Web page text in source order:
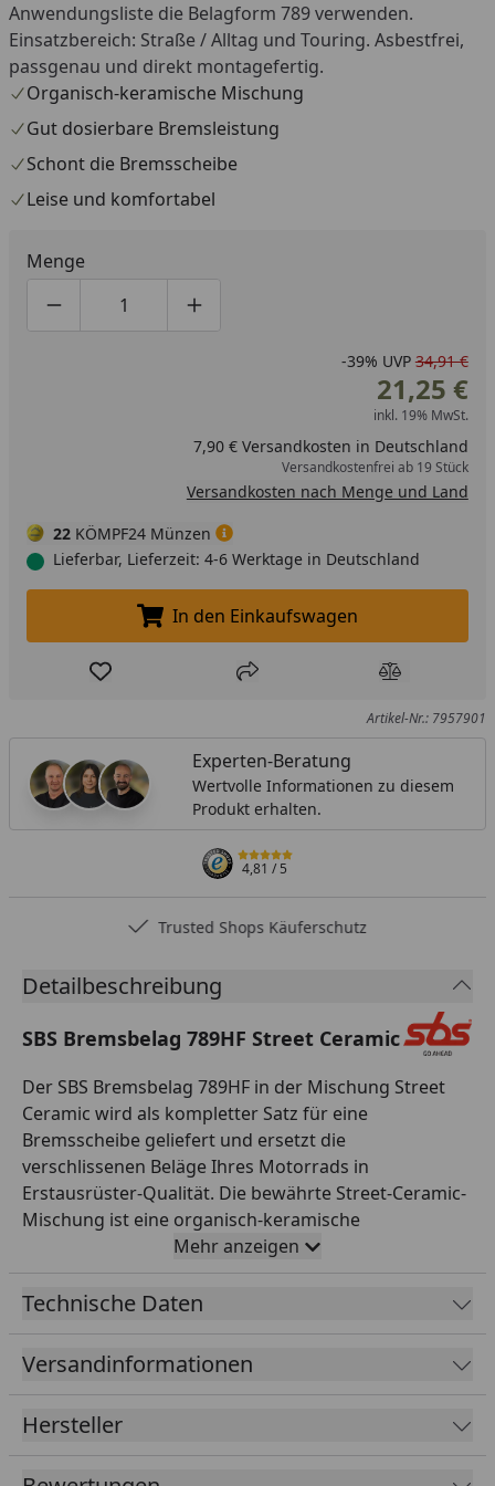
Anwendungsliste die Belagform 789 verwenden.
Einsatzbereich: Straße / Alltag und Touring. Asbestfrei,
passgenau und direkt montagefertig.
Organisch-keramische Mischung
Gut dosierbare Bremsleistung
Schont die Bremsscheibe
Leise und komfortabel
Menge
Produktmenge um eins verringern
Produktmenge manuell eingeben
Produktmenge um eins erhöhen
-39% UVP 34,91 €
21,25 €
inkl. 19% MwSt.
7,90 € Versandkosten in Deutschland
Versandkostenfrei ab 19 Stück
Versandkosten nach Menge und Land
22 KÖMPF24 Münzen
Lieferbar, Lieferzeit: 4-6 Werktage in Deutschland
In den Einkaufswagen legen
In den Einkaufswagen
Produkt zur Wunschliste hinzufügen
Teilen Produkt
Artikel-Nr.: 7957901
Experten-Beratung
Wertvolle Informationen zu diesem
Produkt erhalten.
4,81/ 5
Trusted Shops Käuferschutz
Detailbeschreibung
SBS Bremsbelag 789HF Street Ceramic
Der SBS Bremsbelag 789HF in der Mischung Street
Ceramic wird als kompletter Satz für eine
Bremsscheibe geliefert und ersetzt die
verschlissenen Beläge Ihres Motorrads in
Erstausrüster-Qualität. Die bewährte Street-Ceramic-
Mischung ist eine organisch-keramische
Reibmischung, die für den täglichen Einsatz auf der
Straße entwickelt wurde. Sie überzeugt durch einen
gut dosierbaren, gleichmäßigen Biss, leises und
geringen Verschleiß an der Bremsscheibe. Damit ist
sie die ideale Wahl für Alltag, Pendelstrecke und Tour.
durchlaufen eine strenge Qualitätskontrolle und sind
exakt auf die jeweilige Bremsanlage abgestimmt – für
Mehr anzeigen
Technische Daten
Versandinformationen
Hersteller